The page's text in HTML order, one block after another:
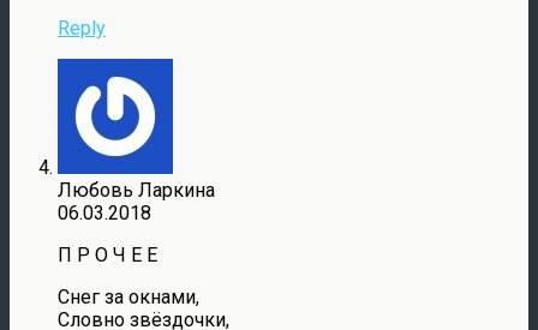
Reply
Любовь Ларкина
06.03.2018
П Р О Ч Е Е
Снег за окнами,
Словно звёздочки,